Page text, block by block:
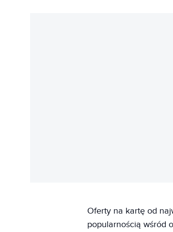
Oferty na kartę od
popularnością wśród